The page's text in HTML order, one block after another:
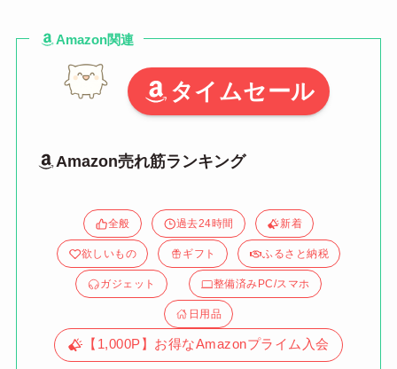
Amazon関連
タイムセール
Amazon売れ筋ランキング
全般 過去24時間 新着
欲しいもの ギフト ふるさと納税
ガジェット 整備済みPC/スマホ
日用品
【1,000P】お得なAmazonプライム入会